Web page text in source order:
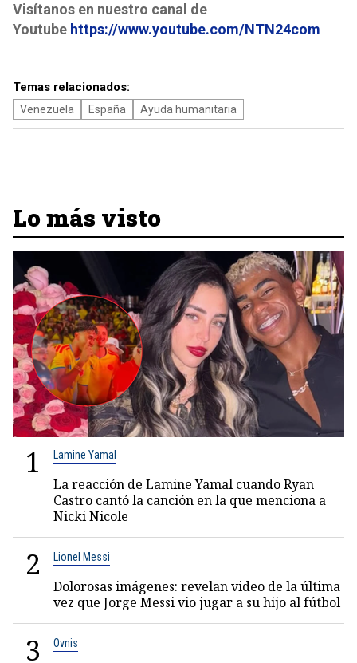
Visítanos en nuestro canal de
Youtube https://www.youtube.com/NTN24com
Temas relacionados:
Venezuela España Ayuda humanitaria
Lo más visto
1 Lamine Yamal
La reacción de Lamine Yamal cuando Ryan
Castro cantó la canción en la que menciona a
Nicki Nicole
2 Lionel Messi
Dolorosas imágenes: revelan video de la última
vez que Jorge Messi vio jugar a su hijo al fútbol
3 Ovnis